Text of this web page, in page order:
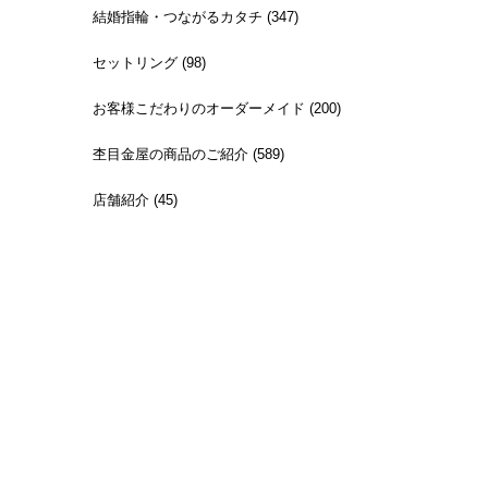
結婚指輪・つながるカタチ (347)
セットリング (98)
お客様こだわりのオーダーメイド (200)
杢目金屋の商品のご紹介 (589)
店舗紹介 (45)